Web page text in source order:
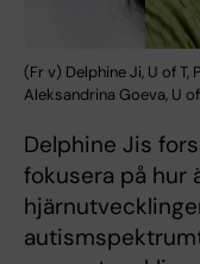
(Fr v) Delphine Ji, U of T,
Aleksandrina Goeva, U
Delphine Jis
fokusera på hur